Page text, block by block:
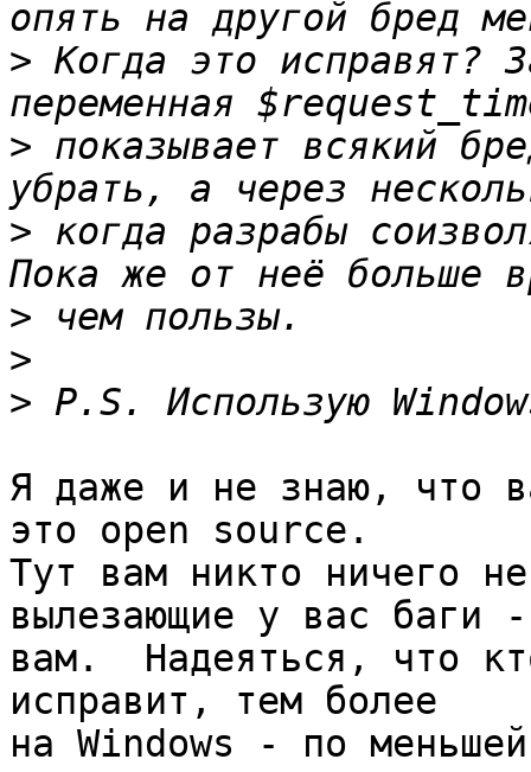
> Когда это исправят?
> показывает всякий
> когда разрабы
>
>
>
Я даже и не знаю, что
это open source.
Тут вам никто ничего
вылезающие у вас баги
вам.  Надеяться, что
исправит, тем более
на Windows - по